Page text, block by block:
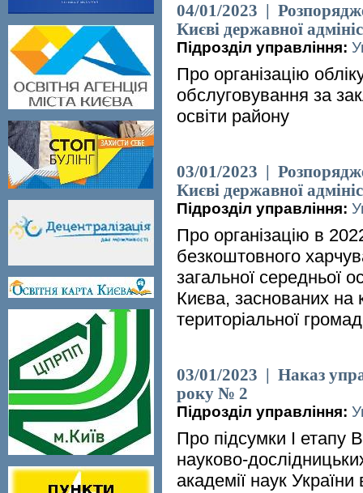
04/01/2023 |
Києві державної
Підрозділ управління:
Про організацію
обслуговування за
освіти району
03/01/2023 |
Києві державної
Підрозділ управління:
Про організацію в
безкоштовного
загальної середньої
Києва, заснованих на
територіальної
03/01/2023 | Наказ
року № 2
Підрозділ управління:
Про підсумки І етапу
науково-
академії наук